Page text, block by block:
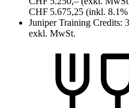
CHF 5.675,25 (inkl.
Juniper Training Credits:
exkl. MwSt.